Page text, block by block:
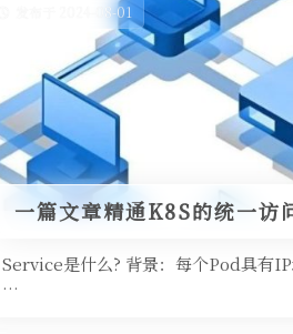
发布于 2024-08-01
一篇文章精通K8S的统一
Service是什么? 背景：每个Pod具有
…